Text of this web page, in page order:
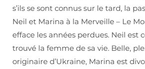
s’ils se sont connus sur le tard, la
Neil et Marina à la Merveille – Le
efface les années perdues. Neil est
trouvé la femme de sa vie. Belle,
originaire d’Ukraine, Marina est